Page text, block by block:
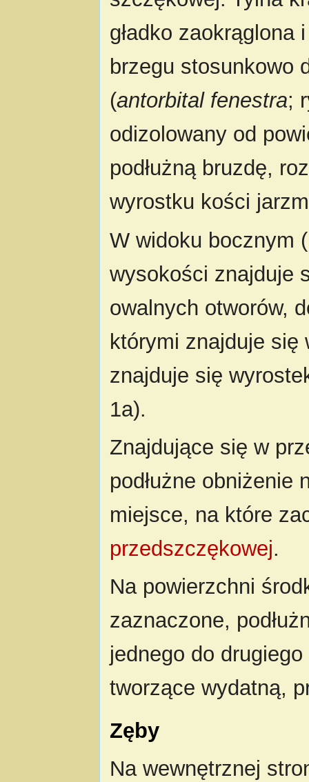
gładko
brzegu stosunkowo
(antorbital fenestra;
odizolowany od
podłużną bruzdę,
wyrostku kości
W widoku bocznym
wysokości znajduje
owalnych otworów,
którymi znajduje się
znajduje się
1a).
Znajdujące się w
podłużne obniżenie
miejsce, na które
przedszczękowej.
Na powierzchni
zaznaczone,
jednego do
tworzące wydatną,
Zęby
Na wewnętrznej